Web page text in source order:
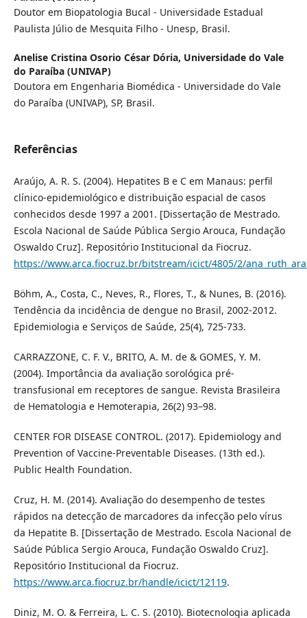
Doutor em Biopatologia Bucal - Universidade Estadual
Paulista Júlio de Mesquita Filho - Unesp, Brasil.
Anelise Cristina Osorio César Dória, Universidade do Vale
do Paraíba (UNIVAP)
Doutora em Engenharia Biomédica - Universidade do Vale
do Paraíba (UNIVAP), SP, Brasil.
Referências
Araújo, A. R. S. (2004). Hepatites B e C em Manaus: perfil
clínico-epidemiológico e distribuição espacial de casos
conhecidos desde 1997 a 2001. [Dissertação de Mestrado.
Escola Nacional de Saúde Pública Sergio Arouca, Fundação
Oswaldo Cruz]. Repositório Institucional da Fiocruz.
https://www.arca.fiocruz.br/bitstream/icict/4805/2/
Böhm, A., Costa, C., Neves, R., Flores, T., & Nunes, B. (2016).
Tendência da incidência de dengue no Brasil, 2002-2012.
Epidemiologia e Serviços de Saúde, 25(4), 725-733.
CARRAZZONE, C. F. V., BRITO, A. M. de & GOMES, Y. M.
(2004). Importância da avaliação sorológica pré-
transfusional em receptores de sangue. Revista Brasileira
de Hematologia e Hemoterapia, 26(2) 93–98.
CENTER FOR DISEASE CONTROL. (2017). Epidemiology and
Prevention of Vaccine-Preventable Diseases. (13th ed.).
Public Health Foundation.
Cruz, H. M. (2014). Avaliação do desempenho de testes
rápidos na detecção de marcadores da infecção pelo vírus
da Hepatite B. [Dissertação de Mestrado. Escola Nacional de
Saúde Pública Sergio Arouca, Fundação Oswaldo Cruz].
Repositório Institucional da Fiocruz.
https://www.arca.fiocruz.br/handle/icict/12119.
Diniz, M. O. & Ferreira, L. C. S. (2010). Biotecnologia aplicada